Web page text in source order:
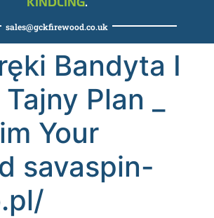
sales@gckfirewood.co.uk
Bandyta I
Plan _
Your
savaspin-